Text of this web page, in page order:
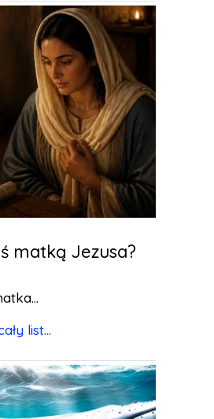
matką Jezusa?
list...